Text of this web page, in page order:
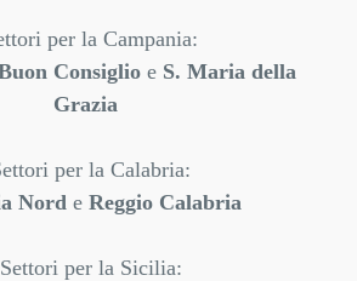
per la Campania:
Consiglio eS. Maria della
Grazia
per la Calabria:
Nord eReggio Calabria
per la Sicilia: